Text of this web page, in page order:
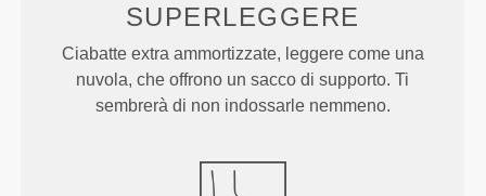
SUPERLEGGERE
Ciabatte extra ammortizzate, leggere come una
nuvola, che offrono un sacco di supporto. Ti
sembrerà di non indossarle nemmeno.